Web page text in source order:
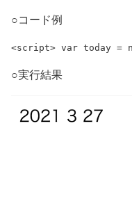
○コード例
<script> var today =
○実行結果